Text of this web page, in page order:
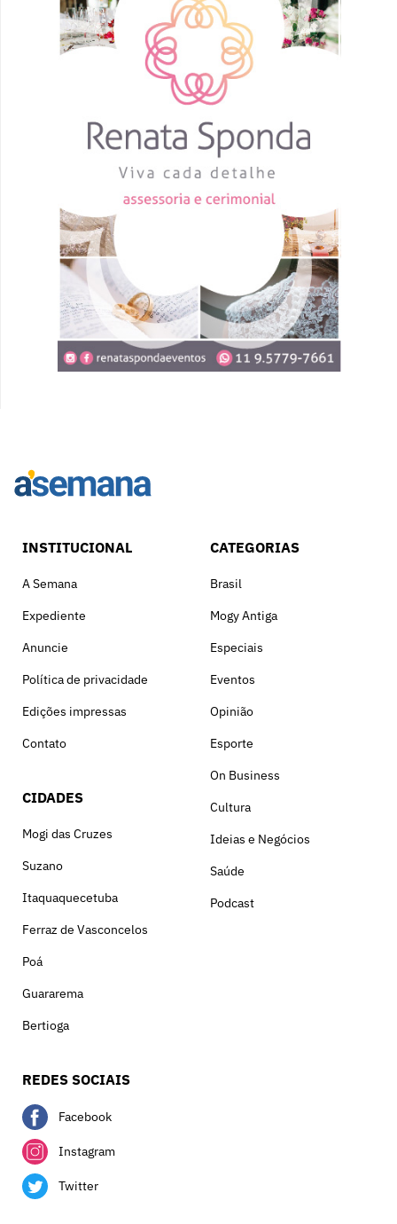
INSTITUCIONAL
A Semana
Expediente
Anuncie
Política de privacidade
Edições impressas
Contato
CIDADES
Mogi das Cruzes
Suzano
Itaquaquecetuba
Ferraz de Vasconcelos
Poá
Guararema
Bertioga
CATEGORIAS
Brasil
Mogy Antiga
Especiais
Eventos
Opinião
Esporte
On Business
Cultura
Ideias e Negócios
Saúde
Podcast
REDES SOCIAIS
Facebook
Instagram
Twitter